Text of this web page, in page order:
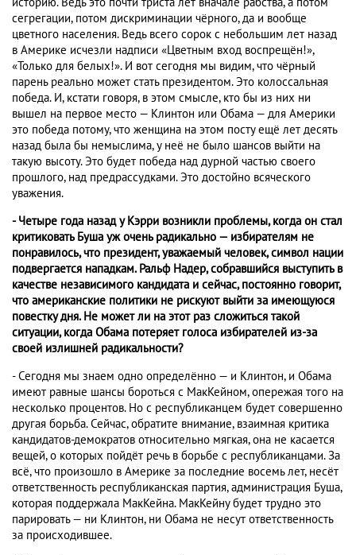
сегрегации, потом дискриминации чёрного, да и вообще
цветного населения. Ведь всего сорок с небольшим лет назад
в Америке исчезли надписи «Цветным вход воспрещён!»,
«Только для белых!». И вот сегодня мы видим, что чёрный
парень реально может стать президентом. Это колоссальная
победа. И, кстати говоря, в этом смысле, кто бы из них ни
вышел на первое место — Клинтон или Обама — для Америки
это победа потому, что женщина на этом посту ещё лет десять
назад была бы немыслима, у неё не было шансов выйти на
такую высоту. Это будет победа над дурной частью своего
прошлого, над предрассудками. Это достойно всяческого
уважения.
- Четыре года назад у Кэрри возникли проблемы, когда он стал
критиковать Буша уж очень радикально — избирателям не
понравилось, что президент, уважаемый человек, символ нации
подвергается нападкам. Ральф Надер, собравшийся выступить в
качестве независимого кандидата и сейчас, постоянно говорит,
что американские политики не рискуют выйти за имеющуюся
повестку дня. Не может ли на этот раз сложиться такой
ситуации, когда Обама потеряет голоса избирателей из-за
своей излишней радикальности?
- Сегодня мы знаем одно определённо — и Клинтон, и Обама
имеют равные шансы бороться с МакКейном, опережая того на
несколько процентов. Но с республиканцем будет совершенно
другая борьба. Сейчас, обратите внимание, взаимная критика
кандидатов-демократов относительно мягкая, она не касается
вещей, о которых пойдёт речь в борьбе с республиканцами. За
всё, что произошло в Америке за последние восемь лет, несёт
ответственность республиканская партия, администрация Буша,
которая поддержала МакКейна. МакКейну будет трудно это
парировать — ни Клинтон, ни Обама не несут ответственность
за происходившее.